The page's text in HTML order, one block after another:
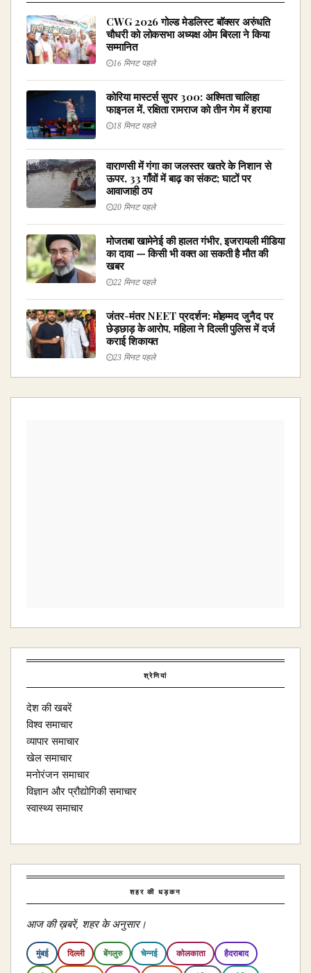
CWG 2026 गोल्ड मेडलिस्ट बॉक्सर अरुंधति
चौधरी को लोकसभा अध्यक्ष ओम बिरला ने किया
सम्मानित
16 मिनट पहले
कोरिया मास्टर्स सुपर 300: अश्मिता चालिहा
फाइनल में, रक्षिता रामराज को तीन गेम में हराया
18 मिनट पहले
वाराणसी में गंगा का जलस्तर खतरे के निशान से
ऊपर, 33 गाँवों में बाढ़ का संकट; घाटों पर
आवाजाही ठप
20 मिनट पहले
मोजतबा खामेनेई की हालत गंभीर, इजरायली मीडिया
का दावा — किसी भी वक्त आ सकती है मौत की
खबर
22 मिनट पहले
जंतर-मंतर NEET प्रदर्शन: मोहम्मद जुनैद पर
छेड़छाड़ के आरोप, महिला ने दिल्ली पुलिस में दर्ज
कराई शिकायत
23 मिनट पहले
श्रेणियां
देश की खबरें
विश्व समाचार
व्यापार समाचार
खेल समाचार
मनोरंजन समाचार
विज्ञान और प्रौद्योगिकी समाचार
स्वास्थ्य समाचार
शहर की धड़कन
आज की ख़बरें, शहर के अनुसार।
मुंबई दिल्ली बेंगलुरु चेन्नई कोलकाता हैदराबाद